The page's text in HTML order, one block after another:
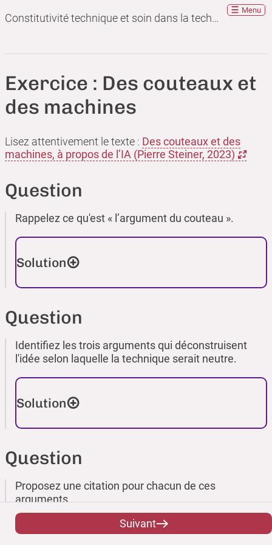
Constitutivité technique et soin dans la technique
Menu
Exercice : Des couteaux et
des machines
Lisez attentivement le texte : Des couteaux et des
machines, à propos de l’IA (Pierre Steiner, 2023)
Question
Rappelez ce qu'est « l’argument du couteau ».
Solution
Question
Identifiez les trois arguments qui déconstruisent
l'idée selon laquelle la technique serait neutre.
Solution
Question
Proposez une citation pour chacun de ces
arguments.
Suivant